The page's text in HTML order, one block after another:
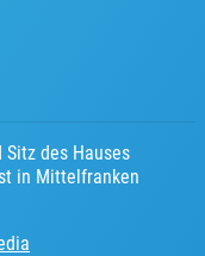
des Hauses
in Mittelfranken